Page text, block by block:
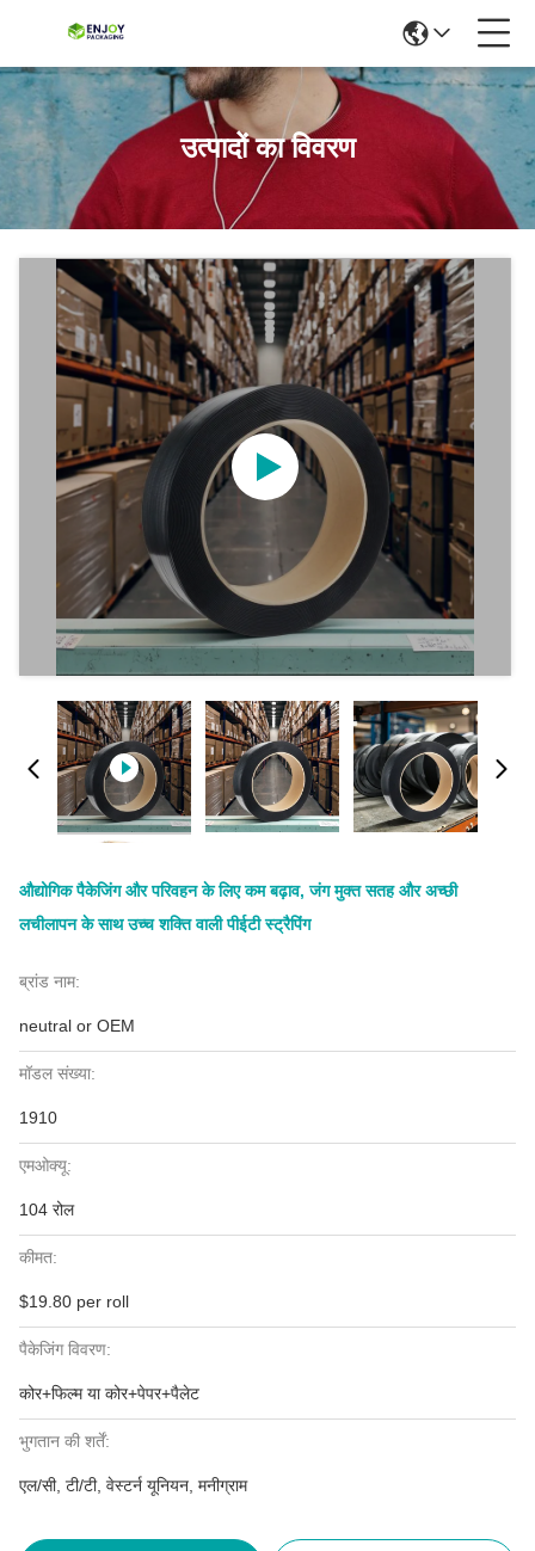
उत्पादों का विवरण
औद्योगिक पैकेजिंग और परिवहन के लिए कम बढ़ाव, जंग मुक्त सतह और अच्छी
लचीलापन के साथ उच्च शक्ति वाली पीईटी स्ट्रैपिंग
ब्रांड नाम:
neutral or OEM
मॉडल संख्या:
1910
एमओक्यू:
104 रोल
कीमत:
$19.80 per roll
पैकेजिंग विवरण:
कोर+फिल्म या कोर+पेपर+पैलेट
भुगतान की शर्तें:
एल/सी, टी/टी, वेस्टर्न यूनियन, मनीग्राम